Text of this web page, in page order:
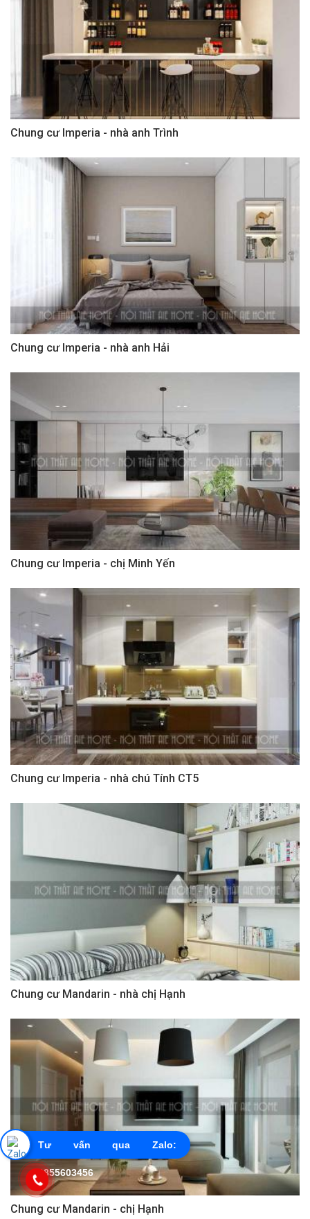
Chung cư Imperia - nhà anh Trình
Chung cư Imperia - nhà anh Hải
Chung cư Imperia - chị Minh Yến
Chung cư Imperia - nhà chú Tính CT5
Chung cư Mandarin - nhà chị Hạnh
Chung cư Mandarin - chị Hạnh
Tư vấn qua Zalo:
0855603456